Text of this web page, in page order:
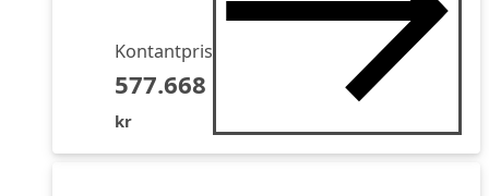
Kontantpris
577.668
kr